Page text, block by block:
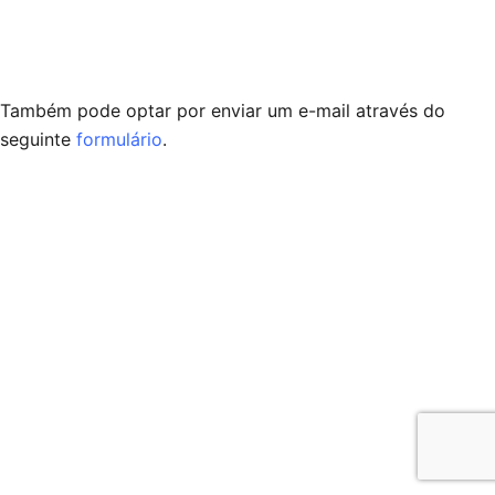
Também pode optar por enviar um e-mail através do
seguinte formulário.